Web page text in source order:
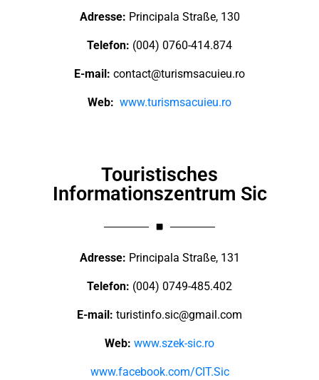
Adresse: Principala Straße, 130
Telefon: (004) 0760-414.874
E-mail: contact@turismsacuieu.ro
Web: www.turismsacuieu.ro
Touristisches
Informationszentrum Sic
Adresse: Principala Straße, 131
Telefon: (004) 0749-485.402
E-mail: turistinfo.sic@gmail.com
Web: www.szek-sic.ro
www.facebook.com/CIT.Sic